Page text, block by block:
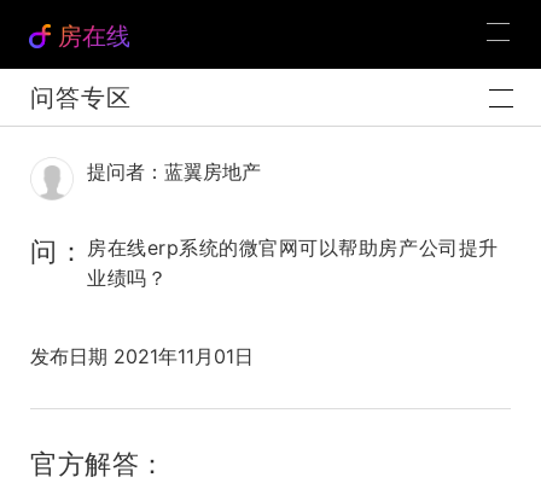
房在线
问答专区
提问者：蓝翼房地产
问：
房在线erp系统的微官网可以帮助房产公司提升
业绩吗？
发布日期 2021年11月01日
官方解答：